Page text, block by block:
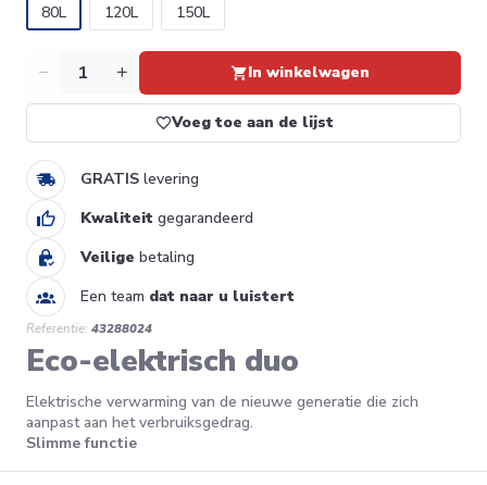
80L
120L 150L
Aantal In winkelwagen
Voeg toe aan de lijst
GRATIS levering
Kwaliteit gegarandeerd
Veilige betaling
Een team dat naar u luistert
Referentie: 43288024
Eco-elektrisch duo
Elektrische verwarming van de nieuwe generatie die zich
aanpast aan het verbruiksgedrag.
Slimme functie